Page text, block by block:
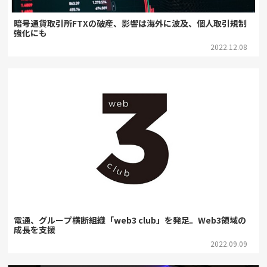
暗号通貨取引所FTXの破産、影響は海外に波及、個人取引規制
強化にも
2022.12.08
電通、グループ横断組織「web3 club」を発足。Web3領域の
成長を支援
2022.09.09